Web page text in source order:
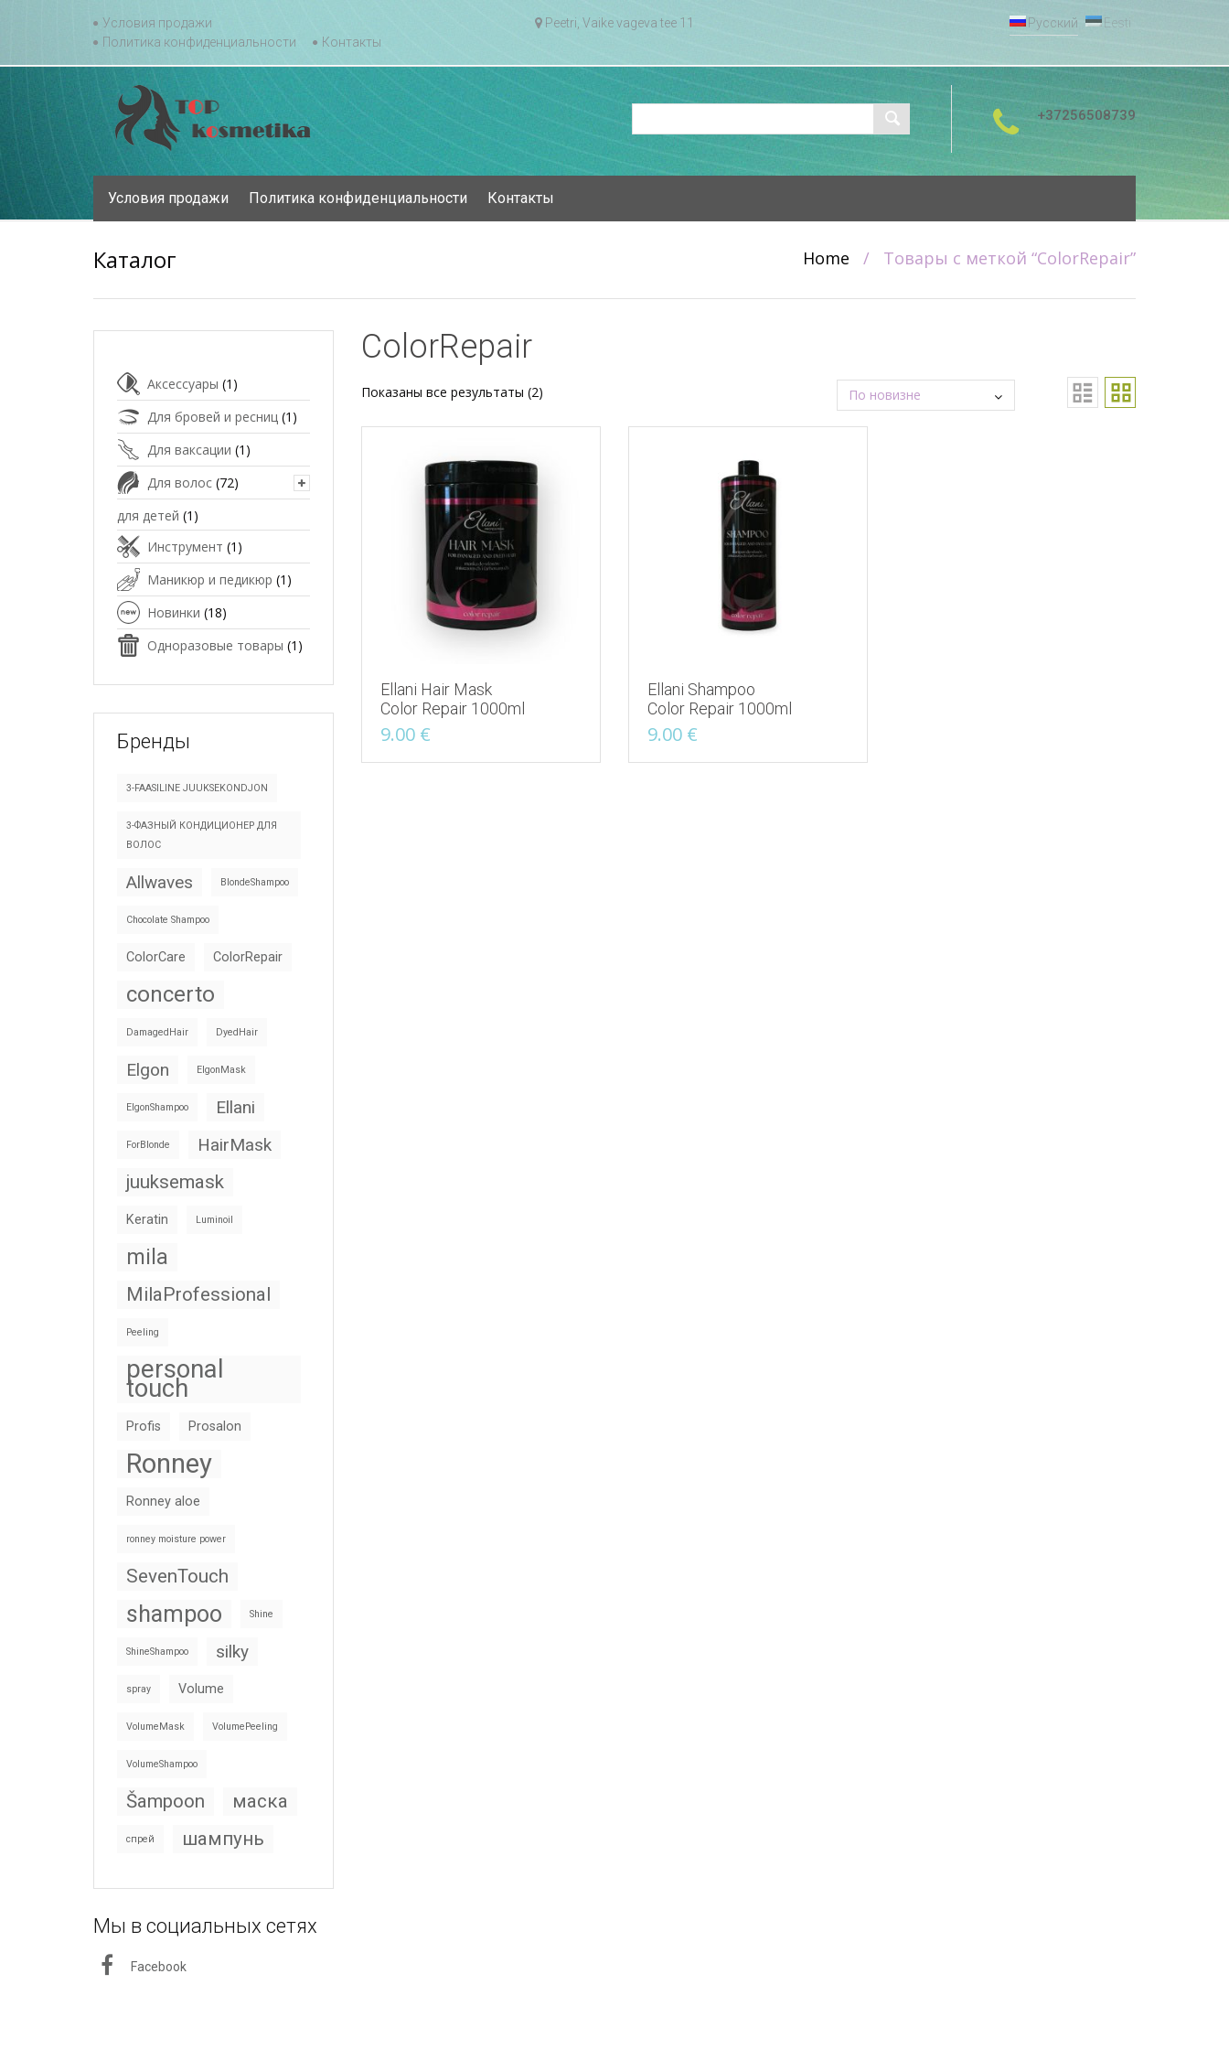
Skip
to
Условия продажи
Политика конфиденциальности
Контакты
Peetri, Vaike vageva tee 11 Русский Eesti
+37256508739
content
Условия продажи Политика конфиденциальности Контакты
Каталог Home / Товары с меткой “ColorRepair”
ColorRepair
Показаны все результаты (2)Сортировка:
самые
Ellani Hair Mask
Color Repair 1000ml
9.00 €
Ellani Shampoo
Color Repair 1000ml
9.00 €
Аксессуары (1)
Для бровей и ресниц (1)
Для ваксации (1)
Для волос (72)
для детей (1)
Инструмент (1)
Маникюр и педикюр (1)
Новинки (18)
Одноразовые товары (1)
Бренды
3-FAASILINE JUUKSEKONDJON
3-ФАЗНЫЙ КОНДИЦИОНЕР ДЛЯ
ВОЛОС
Allwaves BlondeShampoo
Chocolate Shampoo
ColorCare ColorRepair
concerto
DamagedHair DyedHair
Elgon ElgonMask
ElgonShampoo Ellani
ForBlonde HairMask
juuksemask
Keratin Luminoil
mila
MilaProfessional
Peeling
personal
touch
Profis Prosalon
Ronney
Ronney aloe
ronney moisture power
SevenTouch
shampoo Shine
ShineShampoo silky
spray Volume
VolumeMask VolumePeeling
VolumeShampoo
Šampoon маска
спрей шампунь
Мы в социальных сетях
Facebook